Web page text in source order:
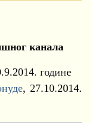
канала
године
, 27.10.2014.